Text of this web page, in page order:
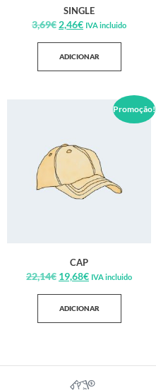
SINGLE
3,69€ 2,46€ IVA incluido
ADICIONAR
Promoção!
CAP
22,14€ 19,68€ IVA incluido
ADICIONAR